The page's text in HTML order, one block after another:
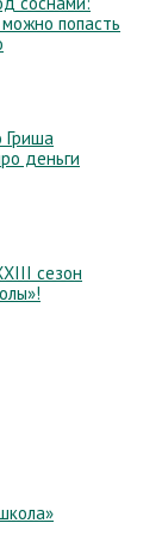
попасть
Гриша
деньги
сезон